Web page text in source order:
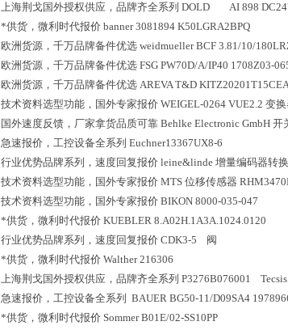
上海荆戈国外授权供应，品牌齐全系列 DOLD AI 898
*供货，微利时代报价 banner 3081894 K50LGRA2BPQ
欧洲货源，千万品牌备件优选 weidmueller BCF 3.81/10/
欧洲货源，千万品牌备件优选 FSG PW70D/A/IP40 1708Z03-
欧洲货源，千万品牌备件优选 AREVA T&D
技术资料选型功能，国外专家报价 WEIGEL-0264 VUE2.2 变换
国外速度反馈，厂家拿货品质可靠 Behlke Electronic GmbH 开
急速报价，工控设备全系列 Euchner13367UX8-6
行业优势品牌系列，速度回复报价 leine&linde 增量编码器转
技术资料选型功能，国外专家报价 MTS 位移传感器
技术资料选型功能，国外专家报价 BIKON 8000-035-047
*供货，微利时代报价 KUEBLER 8.A02H.1A3A.1024.0120
行业优势品牌系列，速度回复报价 CDK3-5 阀
*供货，微利时代报价 Walther 216306
上海荆戈国外授权供应，品牌齐全系列 P3276B076001 Tecsis
急速报价，工控设备全系列 BAUER BG50-11/D09SA4
*供货，微利时代报价 Sommer B01E/02-SS10PP